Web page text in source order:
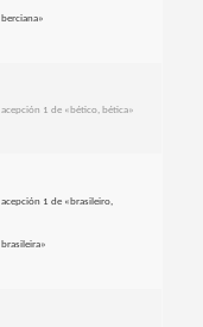
berciana»
acepción 1 de «bético, bética»
acepción 1 de «brasileiro,
brasileira»